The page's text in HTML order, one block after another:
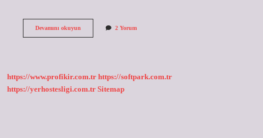
Devamını okuyunBiyoçeşitlilik 2 Yorum
https://www.profikir.com.tr https://softpark.com.tr
https://yerhostesligi.com.tr Sitemap